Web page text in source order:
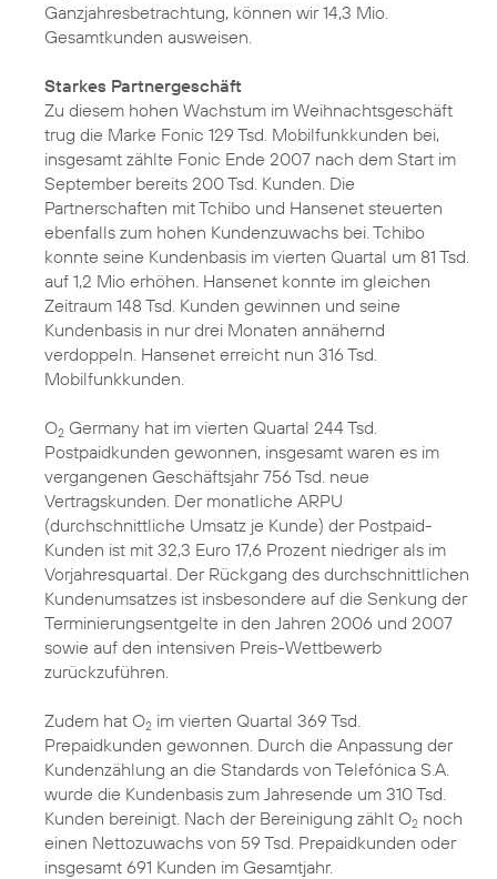
Ganzjahresbetrachtung, können wir 14,3 Mio.
Gesamtkunden ausweisen.
Starkes Partnergeschäft
Zu diesem hohen Wachstum im Weihnachtsgeschäft
trug die Marke Fonic 129 Tsd. Mobilfunkkunden bei,
insgesamt zählte Fonic Ende 2007 nach dem Start im
September bereits 200 Tsd. Kunden. Die
Partnerschaften mit Tchibo und Hansenet steuerten
ebenfalls zum hohen Kundenzuwachs bei. Tchibo
konnte seine Kundenbasis im vierten Quartal um 81 Tsd.
auf 1,2 Mio erhöhen. Hansenet konnte im gleichen
Zeitraum 148 Tsd. Kunden gewinnen und seine
Kundenbasis in nur drei Monaten annähernd
verdoppeln. Hansenet erreicht nun 316 Tsd.
Mobilfunkkunden.
O2 Germany hat im vierten Quartal 244 Tsd.
Postpaidkunden gewonnen, insgesamt waren es im
vergangenen Geschäftsjahr 756 Tsd. neue
Vertragskunden. Der monatliche ARPU
(durchschnittliche Umsatz je Kunde) der Postpaid-
Kunden ist mit 32,3 Euro 17,6 Prozent niedriger als im
Vorjahresquartal. Der Rückgang des durchschnittlichen
Kundenumsatzes ist insbesondere auf die Senkung der
Terminierungsentgelte in den Jahren 2006 und 2007
sowie auf den intensiven Preis-Wettbewerb
zurückzuführen.
Zudem hat O2 im vierten Quartal 369 Tsd.
Prepaidkunden gewonnen. Durch die Anpassung der
Kundenzählung an die Standards von Telefónica S.A.
wurde die Kundenbasis zum Jahresende um 310 Tsd.
Kunden bereinigt. Nach der Bereinigung zählt O2 noch
einen Nettozuwachs von 59 Tsd. Prepaidkunden oder
insgesamt 691 Kunden im Gesamtjahr.